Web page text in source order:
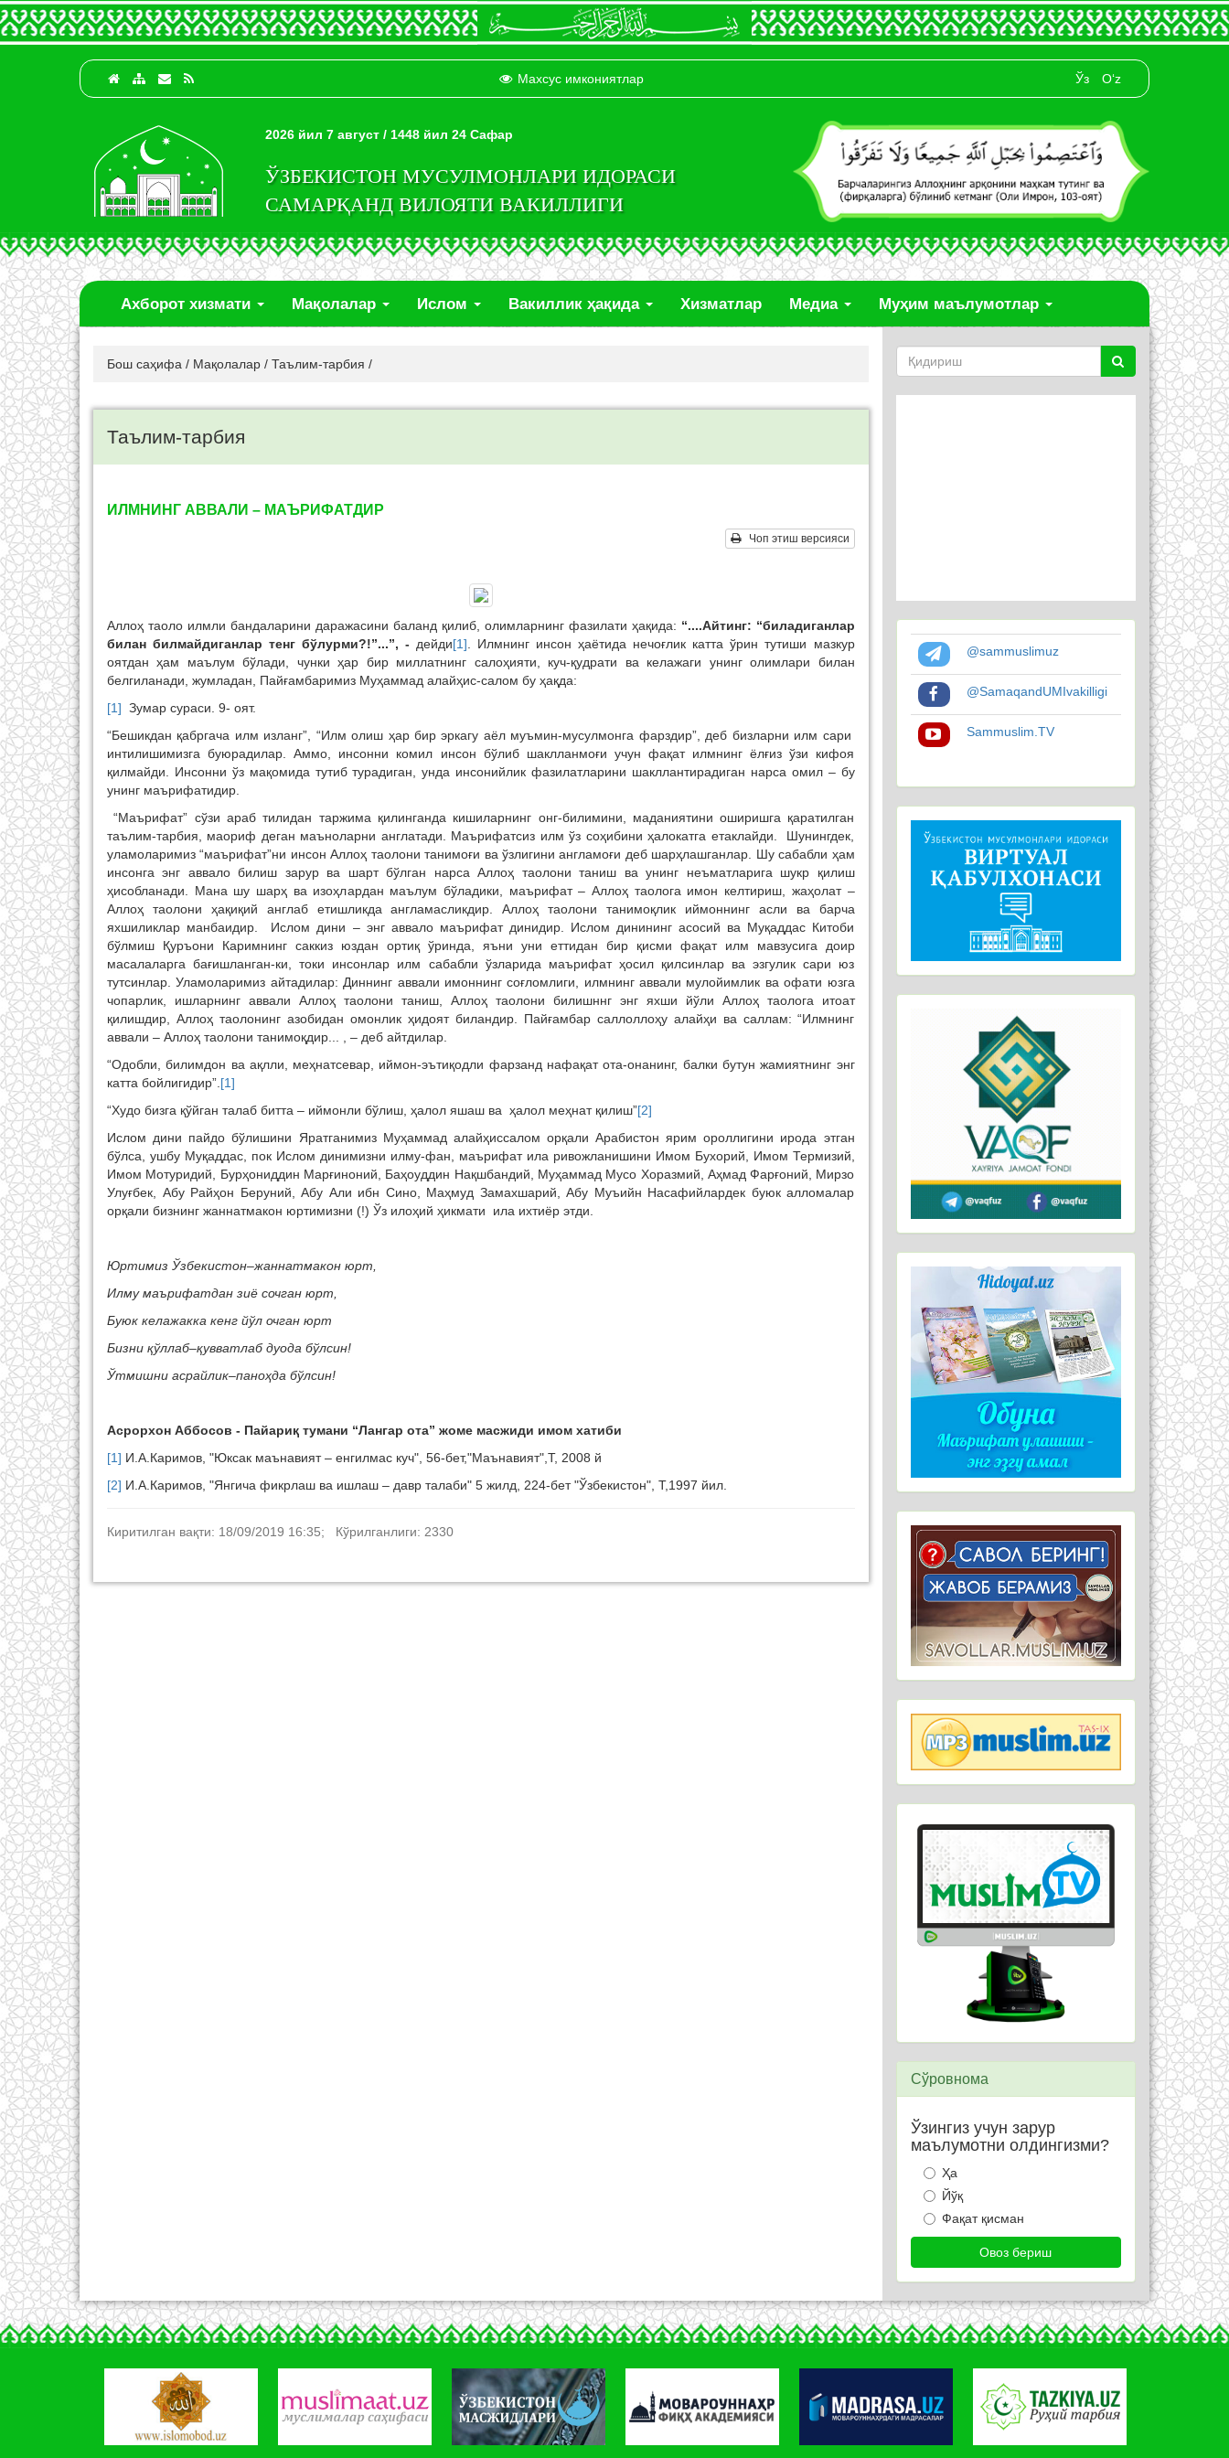
Махсус имкониятлар Ўз O‘z
2026 йил 7 август / 1448 йил 24 Сафар
ЎЗБЕКИСТОН МУСУЛМОНЛАРИ ИДОРАСИ
САМАРҚАНД ВИЛОЯТИ ВАКИЛЛИГИ
Ахборот хизмати Мақолалар Ислом Вакиллик ҳақида Хизматлар Медиа Муҳим маълумотлар
Бош саҳифа / Мақолалар / Таълим-тарбия /
Таълим-тарбия
ИЛМНИНГ АВВАЛИ – МАЪРИФАТДИР
Чоп этиш версияси
Аллоҳ таоло илмли бандаларини даражасини баланд қилиб, олимларнинг фазилати ҳақида: “....Айтинг: “биладиганлар
билан билмайдиганлар тенг бўлурми?!”...”, - дейди[1] . Илмнинг инсон ҳаётида нечоғлик катта ўрин тутиши мазкур
оятдан ҳам маълум бўлади, чунки ҳар бир миллатнинг салоҳияти, куч-қудрати ва келажаги унинг олимлари билан
белгиланади, жумладан, Пайғамбаримиз Муҳаммад алайҳис-салом бу ҳақда:
[1] Зумар сураси. 9- оят.
“Бешикдан қабргача илм изланг”, “Илм олиш ҳар бир эркагу аёл муъмин-мусулмонга фарздир”, деб бизларни илм сари
интилишимизга буюрадилар. Аммо, инсонни комил инсон бўлиб шаклланмоғи учун фақат илмнинг ёлғиз ўзи кифоя
қилмайди. Инсонни ўз мақомида тутиб турадиган, унда инсонийлик фазилатларини шакллантирадиган нарса омил – бу
унинг маърифатидир.
“Маърифат” сўзи араб тилидан таржима қилинганда кишиларнинг онг-билимини, маданиятини оширишга қаратилган
таълим-тарбия, маориф деган маъноларни англатади. Маърифатсиз илм ўз соҳибини ҳалокатга етаклайди. Шунингдек,
уламоларимиз “маърифат”ни инсон Аллоҳ таолони танимоғи ва ўзлигини англамоғи деб шарҳлашганлар. Шу сабабли ҳам
инсонга энг аввало билиш зарур ва шарт бўлган нарса Аллоҳ таолони таниш ва унинг неъматларига шукр қилиш
ҳисобланади. Мана шу шарҳ ва изоҳлардан маълум бўладики, маърифат – Аллоҳ таолога имон келтириш, жаҳолат –
Аллоҳ таолони ҳақиқий англаб етишликда англамасликдир. Аллоҳ таолони танимоқлик иймоннинг асли ва барча
яхшиликлар манбаидир. Ислом дини – энг аввало маърифат динидир. Ислом динининг асосий ва Муқаддас Китоби
бўлмиш Қуръони Каримнинг саккиз юздан ортиқ ўринда, яъни уни еттидан бир қисми фақат илм мавзусига доир
масалаларга бағишланган-ки, токи инсонлар илм сабабли ўзларида маърифат ҳосил қилсинлар ва эзгулик сари юз
тутсинлар. Уламоларимиз айтадилар: Диннинг аввали имоннинг соғломлиги, илмнинг аввали мулойимлик ва офати юзга
чопарлик, ишларнинг аввали Аллоҳ таолони таниш, Аллоҳ таолони билишннг энг яхши йўли Аллоҳ таолога итоат
қилишдир, Аллоҳ таолонинг азобидан омонлик ҳидоят биландир. Пайғамбар саллоллоҳу алайҳи ва саллам: “Илмнинг
аввали – Аллоҳ таолони танимоқдир... , – деб айтдилар.
“Одобли, билимдон ва ақлли, меҳнатсевар, иймон-эътиқодли фарзанд нафақат ота-онанинг, балки бутун жамиятнинг энг
катта бойлигидир”. [1]
“Худо бизга қўйган талаб битта – иймонли бўлиш, ҳалол яшаш ва ҳалол меҳнат қилиш”[2]
Ислом дини пайдо бўлишини Яратганимиз Муҳаммад алайҳиссалом орқали Арабистон ярим ороллигини ирода этган
бўлса, ушбу Муқаддас, пок Ислом динимизни илму-фан, маърифат ила ривожланишини Имом Бухорий, Имом Термизий,
Имом Мотуридий, Бурҳониддин Марғиноний, Баҳоуддин Нақшбандий, Муҳаммад Мусо Хоразмий, Аҳмад Фарғоний, Мирзо
Улуғбек, Абу Райҳон Беруний, Абу Али ибн Сино, Маҳмуд Замахшарий, Абу Муъийн Насафийлардек буюк алломалар
орқали бизнинг жаннатмакон юртимизни (!) Ўз илоҳий ҳикмати ила ихтиёр этди.
Юртимиз Ўзбекистон–жаннатмакон юрт,
Илму маърифатдан зиё сочган юрт,
Буюк келажакка кенг йўл очган юрт
Бизни қўллаб–қувватлаб дуода бўлсин!
Ўтмишни асрайлик–паноҳда бўлсин!
Асрорхон Аббосов - Пайариқ тумани “Лангар ота” жоме масжиди имом хатиби
[1] И.А.Каримов, "Юксак маънавият – енгилмас куч", 56-бет,"Маънавият",Т, 2008 й
[2] И.А.Каримов, "Янгича фикрлаш ва ишлаш – давр талаби" 5 жилд, 224-бет "Ўзбекистон", Т,1997 йил.
Киритилган вақти: 18/09/2019 16:35; Кўрилганлиги: 2330
@sammuslimuz
@SamaqandUMIvakilligi
Sammuslim.TV
Сўровнома
Ўзингиз учун зарур
маълумотни олдингизми?
Ҳа
Йўқ
Фақат қисман